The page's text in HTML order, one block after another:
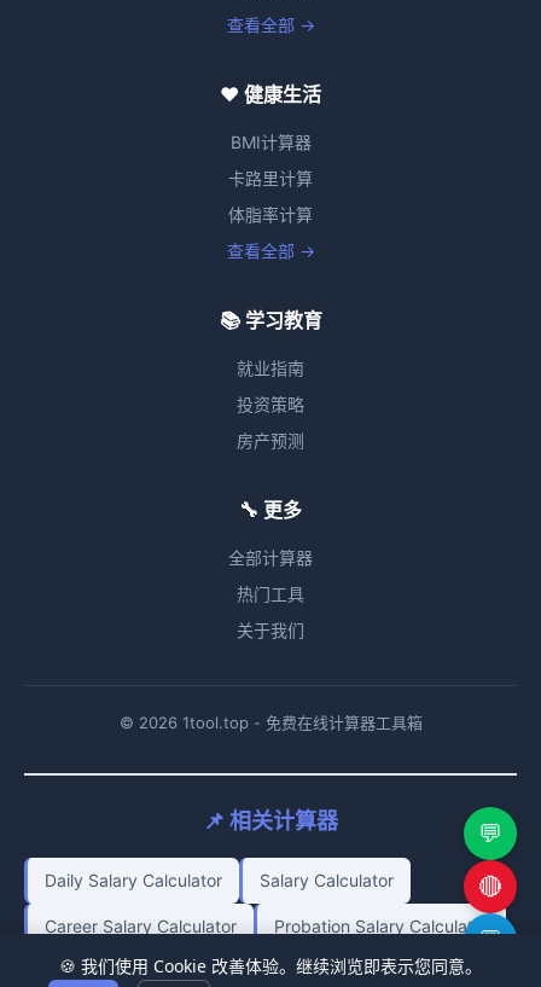
🍪 我们使用 Cookie 改善体验。继续浏览即表示您同意。
💬
🔴
💬
查看全部 →
❤️ 健康生活
BMI计算器
卡路里计算
体脂率计算
查看全部 →
📚 学习教育
就业指南
投资策略
房产预测
🔧 更多
全部计算器
热门工具
关于我们
© 2026 1tool.top - 免费在线计算器工具箱
📌 相关计算器
Daily Salary Calculator Salary Calculator
Career Salary Calculator Probation Salary Calculator
After Tax Salary Calculator